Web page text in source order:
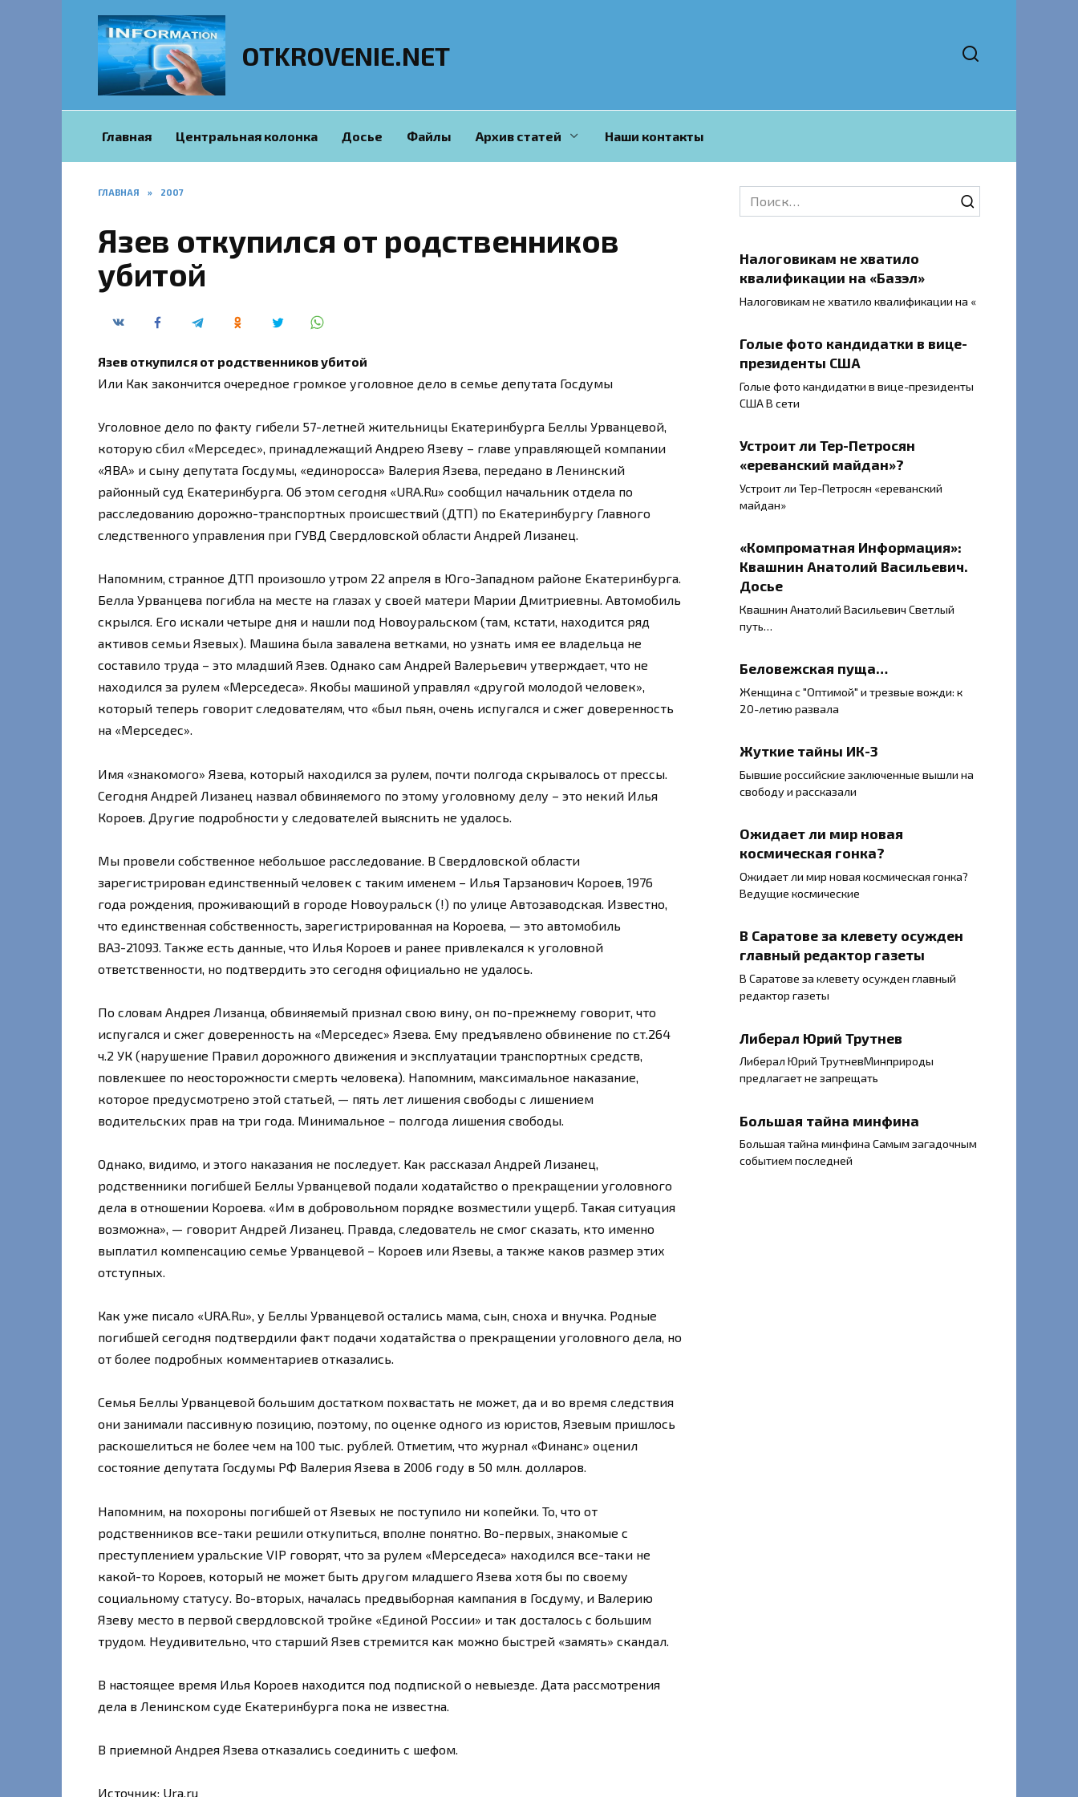
OTKROVENIE.NET
Главная Центральная колонка Досье Файлы Архив статей Наши контакты
ГЛАВНАЯ » 2007
Язев откупился от родственников
убитой
Язев откупился от родственников убитой
Или Как закончится очередное громкое уголовное дело в семье депутата Госдумы
Уголовное дело по факту гибели 57-летней жительницы Екатеринбурга Беллы Урванцевой,
которую сбил «Мерседес», принадлежащий Андрею Язеву – главе управляющей компании
«ЯВА» и сыну депутата Госдумы, «единоросса» Валерия Язева, передано в Ленинский
районный суд Екатеринбурга. Об этом сегодня «URA.Ru» сообщил начальник отдела по
расследованию дорожно-транспортных происшествий (ДТП) по Екатеринбургу Главного
следственного управления при ГУВД Свердловской области Андрей Лизанец.
Напомним, странное ДТП произошло утром 22 апреля в Юго-Западном районе Екатеринбурга.
Белла Урванцева погибла на месте на глазах у своей матери Марии Дмитриевны. Автомобиль
скрылся. Его искали четыре дня и нашли под Новоуральском (там, кстати, находится ряд
активов семьи Язевых). Машина была завалена ветками, но узнать имя ее владельца не
составило труда – это младший Язев. Однако сам Андрей Валерьевич утверждает, что не
находился за рулем «Мерседеса». Якобы машиной управлял «другой молодой человек»,
который теперь говорит следователям, что «был пьян, очень испугался и сжег доверенность
на «Мерседес».
Имя «знакомого» Язева, который находился за рулем, почти полгода скрывалось от прессы.
Сегодня Андрей Лизанец назвал обвиняемого по этому уголовному делу – это некий Илья
Короев. Другие подробности у следователей выяснить не удалось.
Мы провели собственное небольшое расследование. В Свердловской области
зарегистрирован единственный человек с таким именем – Илья Тарзанович Короев, 1976
года рождения, проживающий в городе Новоуральск (!) по улице Автозаводская. Известно,
что единственная собственность, зарегистрированная на Короева, — это автомобиль
ВАЗ-21093. Также есть данные, что Илья Короев и ранее привлекался к уголовной
ответственности, но подтвердить это сегодня официально не удалось.
По словам Андрея Лизанца, обвиняемый признал свою вину, он по-прежнему говорит, что
испугался и сжег доверенность на «Мерседес» Язева. Ему предъявлено обвинение по ст.264
ч.2 УК (нарушение Правил дорожного движения и эксплуатации транспортных средств,
повлекшее по неосторожности смерть человека). Напомним, максимальное наказание,
которое предусмотрено этой статьей, — пять лет лишения свободы с лишением
водительских прав на три года. Минимальное – полгода лишения свободы.
Однако, видимо, и этого наказания не последует. Как рассказал Андрей Лизанец,
родственники погибшей Беллы Урванцевой подали ходатайство о прекращении уголовного
дела в отношении Короева. «Им в добровольном порядке возместили ущерб. Такая ситуация
возможна», — говорит Андрей Лизанец. Правда, следователь не смог сказать, кто именно
выплатил компенсацию семье Урванцевой – Короев или Язевы, а также каков размер этих
отступных.
Как уже писало «URA.Ru», у Беллы Урванцевой остались мама, сын, сноха и внучка. Родные
погибшей сегодня подтвердили факт подачи ходатайства о прекращении уголовного дела, но
от более подробных комментариев отказались.
Семья Беллы Урванцевой большим достатком похвастать не может, да и во время следствия
они занимали пассивную позицию, поэтому, по оценке одного из юристов, Язевым пришлось
раскошелиться не более чем на 100 тыс. рублей. Отметим, что журнал «Финанс» оценил
состояние депутата Госдумы РФ Валерия Язева в 2006 году в 50 млн. долларов.
Напомним, на похороны погибшей от Язевых не поступило ни копейки. То, что от
родственников все-таки решили откупиться, вполне понятно. Во-первых, знакомые с
преступлением уральские VIP говорят, что за рулем «Мерседеса» находился все-таки не
какой-то Короев, который не может быть другом младшего Язева хотя бы по своему
социальному статусу. Во-вторых, началась предвыборная кампания в Госдуму, и Валерию
Язеву место в первой свердловской тройке «Единой России» и так досталось с большим
трудом. Неудивительно, что старший Язев стремится как можно быстрей «замять» скандал.
В настоящее время Илья Короев находится под подпиской о невыезде. Дата рассмотрения
дела в Ленинском суде Екатеринбурга пока не известна.
В приемной Андрея Язева отказались соединить с шефом.
Источник: Ura.ru
Search
for:
Налоговикам не хватило
квалификации на «Базэл»
Налоговикам не хватило квалификации на «
Голые фото кандидатки в вице-
президенты США
Голые фото кандидатки в вице-президенты
США В сети
Устроит ли Тер-Петросян
«ереванский майдан»?
Устроит ли Тер-Петросян «ереванский
майдан»
«Компроматная Информация»:
Квашнин Анатолий Васильевич.
Досье
Квашнин Анатолий Васильевич Светлый
путь…
Беловежская пуща…
Женщина с "Оптимой" и трезвые вожди: к
20-летию развала
Жуткие тайны ИК-3
Бывшие российские заключенные вышли на
свободу и рассказали
Ожидает ли мир новая
космическая гонка?
Ожидает ли мир новая космическая гонка?
Ведущие космические
В Саратове за клевету осужден
главный редактор газеты
В Саратове за клевету осужден главный
редактор газеты
Либерал Юрий Трутнев
Либерал Юрий ТрутневМинприроды
предлагает не запрещать
Большая тайна минфина
Большая тайна минфина Самым загадочным
событием последней